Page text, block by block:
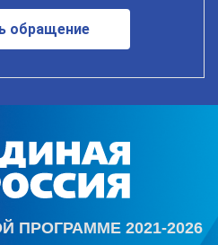
обращение
ПРОГРАММЕ 2021-2026